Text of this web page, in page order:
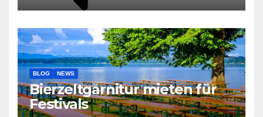
BLOG NEWS
Bierzeltgarnitur mieten für
Festivals